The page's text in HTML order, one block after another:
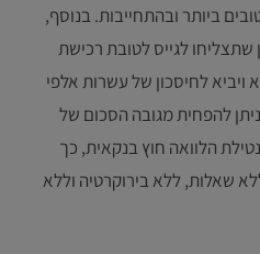
ביותר ובהתחייבות. בנוסף,
לגייס לטובת רכישת
לחיסכון של עשרות אלפי
להפחית מגובה הסכום של
הלוואה חוץ בנקאית, כך
שאלות, ללא בירוקרטיה וללא